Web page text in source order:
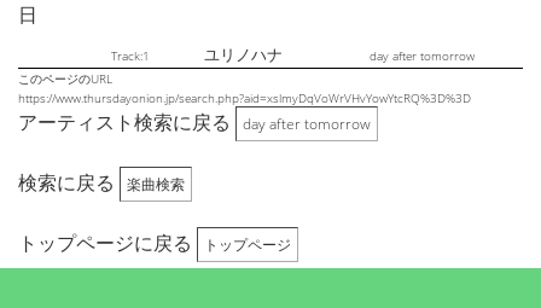
日
Track:1 ユリノハナ
day after tomorrow
このページのURL
https://www.thursdayonion.jp/search.php?aid=xslmyDqVoWrVHvYowYtcRQ%3D%3D
アーティスト検索に戻る day after tomorrow
検索に戻る 楽曲検索
トップページに戻る トップページ